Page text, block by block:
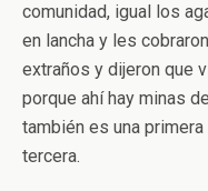
comunidad, igual los
en lancha y les
extraños y dijeron que
porque ahí hay minas
también es una
tercera.